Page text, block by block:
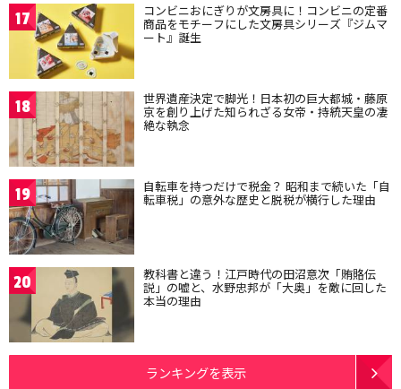
17 コンビニおにぎりが文房具に！コンビニの定番
商品をモチーフにした文房具シリーズ『ジムマ
ート』誕生
18 世界遺産決定で脚光！日本初の巨大都城・藤原
京を創り上げた知られざる女帝・持統天皇の凄
絶な執念
19 自転車を持つだけで税金？ 昭和まで続いた「自
転車税」の意外な歴史と脱税が横行した理由
20 教科書と違う！江戸時代の田沼意次「賄賂伝
説」の嘘と、水野忠邦が「大奥」を敵に回した
本当の理由
ランキングを表示